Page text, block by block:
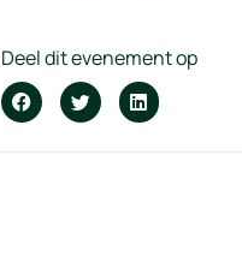
Deel dit evenement op